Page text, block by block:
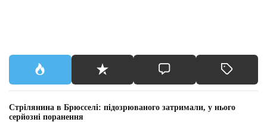
Стрілянина в Брюсселі: підозрюваного затримали, у нього
серйозні поранення